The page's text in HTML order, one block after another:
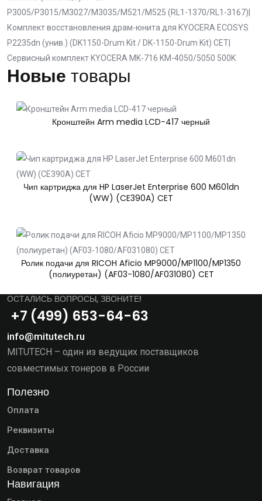
P3005/P3015/M3027/M3035/M521/M525 (RL1-1370/RL1-3167)
Комплект восстановления драм-юнита для KYOCERA ECOSYS
P2235dn (унив.) (DK1150-Drum Kit / DK-1150-Drum Kit) CET
Сервисный комплект KYOCERA MK-716 KM-4050/5050 500K
Новые товары
Кронштейн Arm media LCD-417 черный
Чип картриджа для HP LaserJet Enterprise 600 M601dn
(WW) (CE390A) CET
Ролик подачи для RICOH Aficio MP9000/MP1100/MP1350
(полиуретан) (AF03-1080/AF031080) CET
ОСТАЛИСЬ ВОПРОСЫ, ЗВОНИТЕ!
+7 (499) 653-64-63
info@mitutech.ru
MITUTECH – один из ведущих поставщиков
совместимых тонеров в России
Полезно
Оплата
Реквизиты
Доставка
Возврат товаров
Навигация